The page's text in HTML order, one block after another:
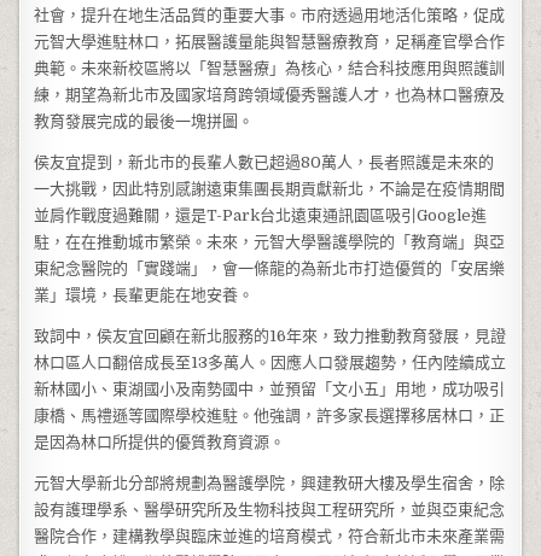
社會，提升在地生活品質的重要大事。市府透過用地活化策略，促成
元智大學進駐林口，拓展醫護量能與智慧醫療教育，足稱產官學合作
典範。未來新校區將以「智慧醫療」為核心，結合科技應用與照護訓
練，期望為新北市及國家培育跨領域優秀醫護人才，也為林口醫療及
教育發展完成的最後一塊拼圖。
侯友宜提到，新北市的長輩人數已超過80萬人，長者照護是未來的
一大挑戰，因此特別感謝遠東集團長期貢獻新北，不論是在疫情期間
並肩作戰度過難關，還是T-Park台北遠東通訊園區吸引Google進
駐，在在推動城市繁榮。未來，元智大學醫護學院的「教育端」與亞
東紀念醫院的「實踐端」，會一條龍的為新北市打造優質的「安居樂
業」環境，長輩更能在地安養。
致詞中，侯友宜回顧在新北服務的16年來，致力推動教育發展，見證
林口區人口翻倍成長至13多萬人。因應人口發展趨勢，任內陸續成立
新林國小、東湖國小及南勢國中，並預留「文小五」用地，成功吸引
康橋、馬禮遜等國際學校進駐。他強調，許多家長選擇移居林口，正
是因為林口所提供的優質教育資源。
元智大學新北分部將規劃為醫護學院，興建教研大樓及學生宿舍，除
設有護理學系、醫學研究所及生物科技與工程研究所，並與亞東紀念
醫院合作，建構教學與臨床並進的培育模式，符合新北市未來產業需